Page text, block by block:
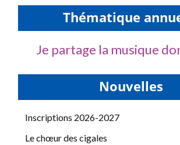
Thématique
Je partage la musique
Nouvelles
Inscriptions 2026-2027
Le chœur des cigales